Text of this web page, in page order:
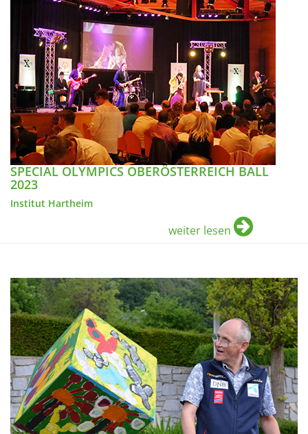
SPECIAL OLYMPICS OBERÖSTERREICH BALL
2023
Institut Hartheim
weiter lesen